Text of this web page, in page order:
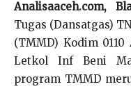
Analisaaceh.com,
Tugas (Dansatgas)
(TMMD) Kodim 0110
Letkol Inf Beni
program TMMD